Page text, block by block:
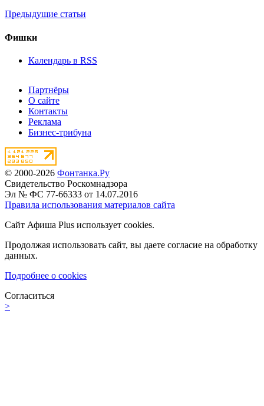
Предыдущие статьи
Фишки
Календарь в RSS
Партнёры
О сайте
Контакты
Реклама
Бизнес-трибуна
© 2000-2026 Фонтанка.Ру
Свидетельство Роскомнадзора
Эл № ФС 77-66333 от 14.07.2016
Правила использования материалов сайта
Сайт Афиша Plus использует cookies.
Продолжая использовать сайт, вы даете согласие на обработку
данных.
Подробнее о cookies
Согласиться
>